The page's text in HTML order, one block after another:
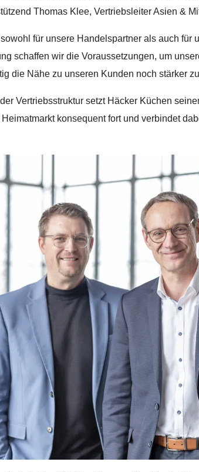
Thomas Klee, Vertriebsleiter Asien &
für unsere Handelspartner als auch für
schaffen wir die Voraussetzungen, um
die Nähe zu unseren Kunden noch stärker
Vertriebsstruktur setzt Häcker Küchen
konsequent fort und verbindet